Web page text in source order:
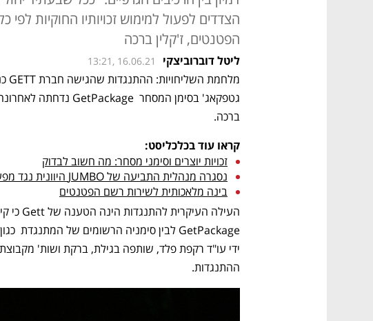
הצדדים לפעול למימוש זכויותיו החוקיות לפי
הפטנטים, ז'קלין ברכה
ליטל דוברוביצקי 13:21, 16.06.21
ברכה.
קראו עוד בכלכליסט:
זכויות יוצרים וסימני מסחר: מה חשוב לבדוק
נסגרה מנהלית התביעה של JUMBO היוונית נגד מפעילת ג'מבו סטוק
בינה מלאכותית לשירות רשם הפטנטים
ההתנגדות.